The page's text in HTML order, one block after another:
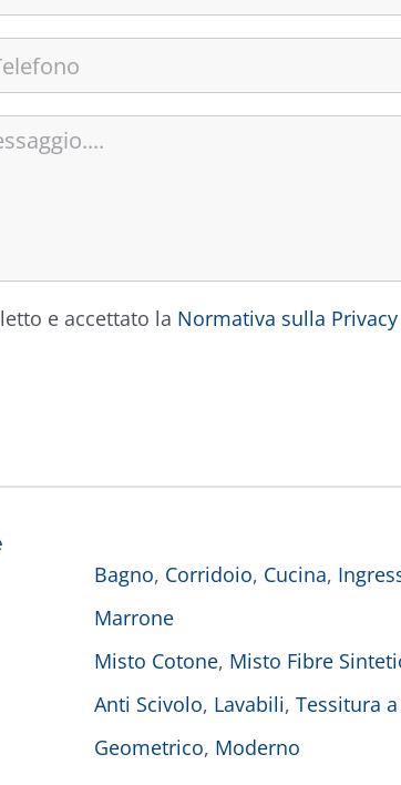
e accettato la Normativa sulla Privacy
Bagno, Corridoio, Cucina,
Marrone
Misto Cotone, Misto Fibre
Anti Scivolo, Lavabili, Tessitura
Geometrico, Moderno